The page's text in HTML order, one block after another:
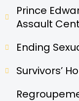
Prince
Assault
Ending
Survivors’